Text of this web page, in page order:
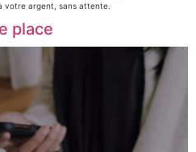
votre argent, sans attente.
place